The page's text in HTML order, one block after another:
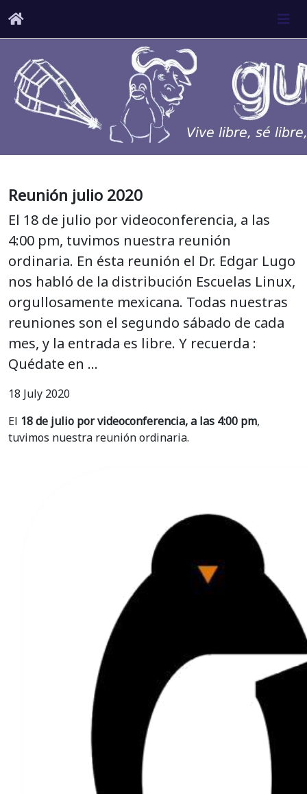
Reunión julio 2020
El 18 de julio por videoconferencia, a las
4:00 pm, tuvimos nuestra reunión
ordinaria. En ésta reunión el Dr. Edgar Lugo
nos habló de la distribución Escuelas Linux,
orgullosamente mexicana. Todas nuestras
reuniones son el segundo sábado de cada
mes, y la entrada es libre. Y recuerda :
Quédate en …
18 July 2020
El 18 de julio por videoconferencia, a las 4:00 pm,
tuvimos nuestra reunión ordinaria.